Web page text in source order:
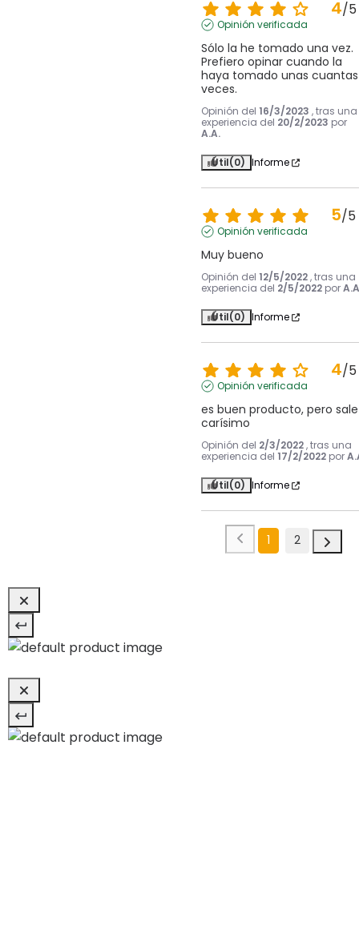
4/5
Opinión verificada
Sólo la he tomado una vez.
Prefiero opinar cuando la
haya tomado unas cuantas
veces.
Opinión del 16/3/2023 , tras una
experiencia del 20/2/2023 por
A.A.
Útil(0) Informe
5/5
Opinión verificada
Muy bueno
Opinión del 12/5/2022 , tras una
experiencia del 2/5/2022 por
Útil(0) Informe
4/5
Opinión verificada
es buen producto, pero sale
carísimo
Opinión del 2/3/2022 , tras una
experiencia del 17/2/2022 por
Útil(0) Informe
1 2